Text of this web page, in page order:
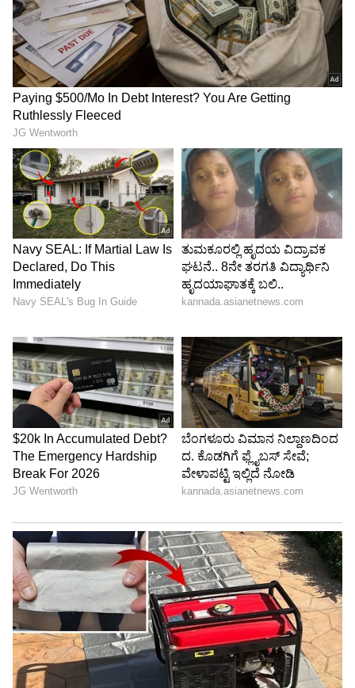
4
6
Image Credit : AI
ಕರ್ಪೂರ ಮತ್ತು ಲವಂಗ
ಕರ್ಪೂರ ಉಲ್ಲಾಸಕರ ಪರಿಮಳ ಬೀರುತ್ತದೆ. ಕೆಲವು
ಕರ್ಪೂರದ ತುಂಡುಗಳೊಂದಿಗೆ 4-5 ಲವಂಗಗಳನ್ನು
ಕಟ್ಟಿಕೊಳ್ಳಿ. ಈ ಬಂಡಲ್ಗಳನ್ನು ನಿಮ್ಮ ಬಟ್ಟೆಗಳ ನಡುವೆ,
ಡ್ರಾಯರ್ಗಳಲ್ಲಿ ಅಥವಾ ಸೋಫಾದ ಹಿಂದೆ ಇಡಿ. ಇದು ವಾಸನೆ
ಕಡಿಮೆ ಮಾಡುವುದಲ್ಲದೆ, ಬಟ್ಟೆಯಿಂದ ಕೀಟವನ್ನು ದೂರ
ಇಡುತ್ತದೆ.
6
Image Credit : AI
ಕಾಫಿ ಪುಡಿ ಬಳಸಿ
ಕಾಫಿ ವಾಸನೆ ನಿಮಗೆ ಇಷ್ಟವಾಗಿದ್ದರೆ ನೀವು ಇದನ್ನು ಟ್ರೈ